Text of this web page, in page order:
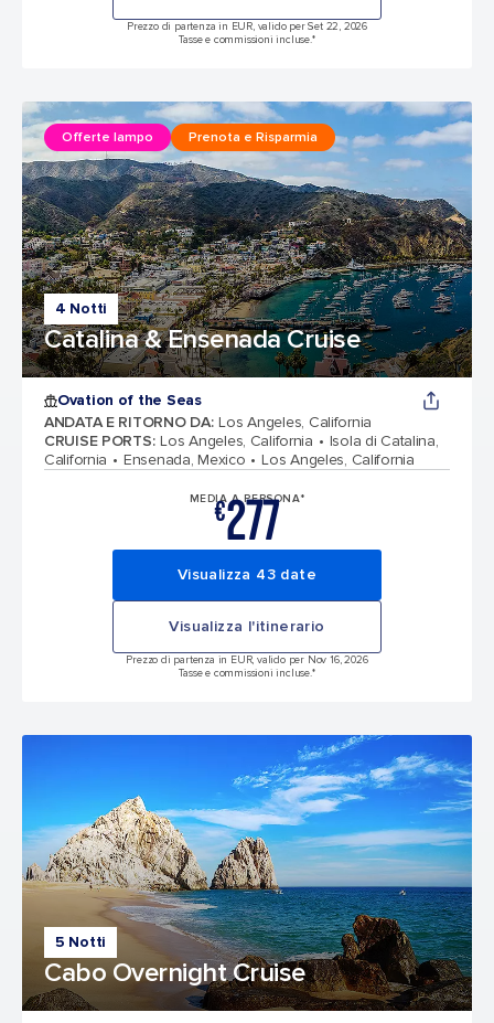
Prezzo di partenza in EUR, valido per Set 22, 2026
Tasse e commissioni incluse.*
4 Notti
Catalina & Ensenada Cruise
Offerte lampo Prenota e Risparmia
Ovation of the Seas
ANDATA E RITORNO DA: Los Angeles, California
CRUISE PORTS: Los Angeles, California
Isola di Catalina,
California
Ensenada, Mexico Los Angeles, California
MEDIA A PERSONA*
€277
Visualizza 43 date
Visualizza l'itinerario
Prezzo di partenza in EUR, valido per Nov 16, 2026
Tasse e commissioni incluse.*
5 Notti
Cabo Overnight Cruise